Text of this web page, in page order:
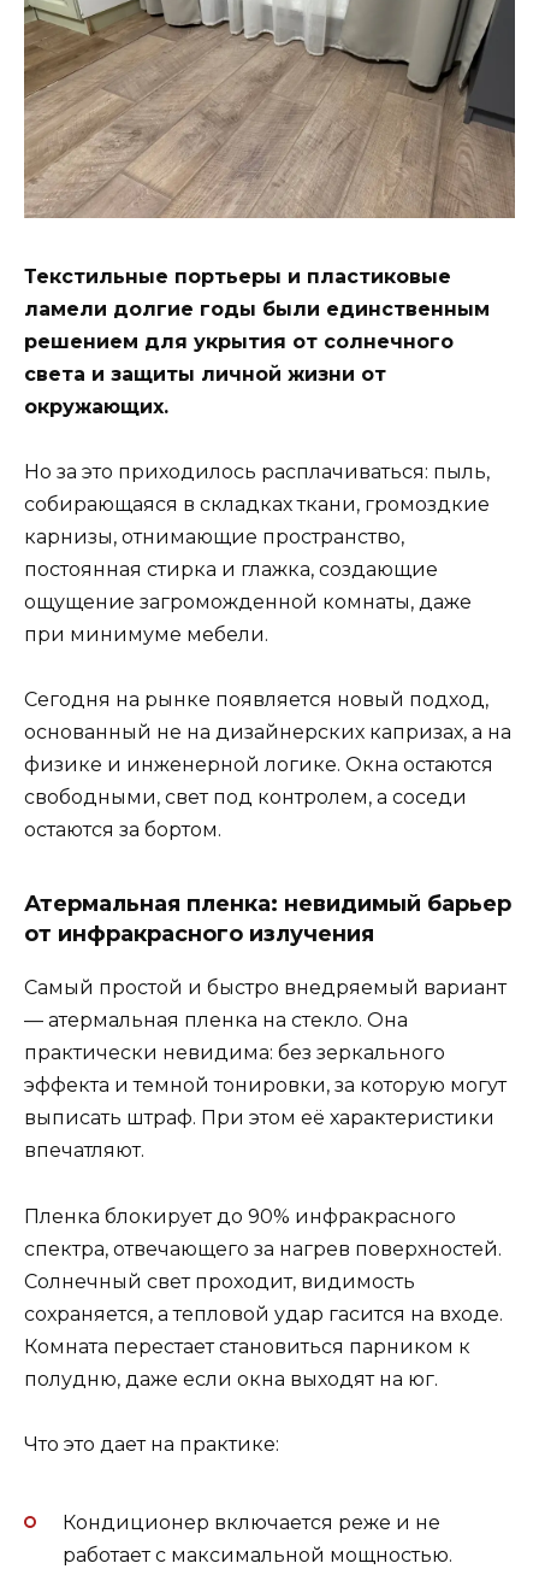
Текстильные портьеры и пластиковые
ламели долгие годы были единственным
решением для укрытия от солнечного
света и защиты личной жизни от
окружающих.
Но за это приходилось расплачиваться: пыль,
собирающаяся в складках ткани, громоздкие
карнизы, отнимающие пространство,
постоянная стирка и глажка, создающие
ощущение загроможденной комнаты, даже
при минимуме мебели.
Сегодня на рынке появляется новый подход,
основанный не на дизайнерских капризах, а на
физике и инженерной логике. Окна остаются
свободными, свет под контролем, а соседи
остаются за бортом.
Атермальная пленка: невидимый барьер
от инфракрасного излучения
Самый простой и быстро внедряемый вариант
— атермальная пленка на стекло. Она
практически невидима: без зеркального
эффекта и темной тонировки, за которую могут
выписать штраф. При этом её характеристики
впечатляют.
Пленка блокирует до 90% инфракрасного
спектра, отвечающего за нагрев поверхностей.
Солнечный свет проходит, видимость
сохраняется, а тепловой удар гасится на входе.
Комната перестает становиться парником к
полудню, даже если окна выходят на юг.
Что это дает на практике:
Кондиционер включается реже и не
работает с максимальной мощностью.